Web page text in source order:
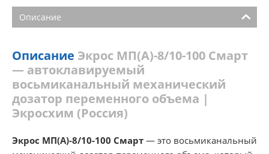
Описание
Описание Экрос МП(А)-8/10-100 Смарт
— автоклавируемый
восьмиканальный механический
дозатор переменного объема |
Экросхим (Россия)
Экрос МП(А)-8/10-100 Смарт — это восьмиканальный